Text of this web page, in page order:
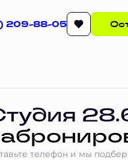
209-88-05
телефон и мы